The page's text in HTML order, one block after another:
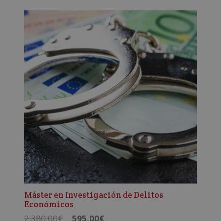
1.780,00€.
es:
890,00€.
Máster en Investigación de Delitos
Económicos
2.380,00€
El
595,00€El